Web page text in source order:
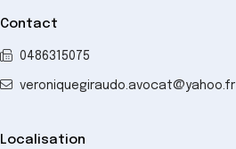
Contact
0486315075
veroniquegiraudo.avocat@yahoo.fr
Localisation